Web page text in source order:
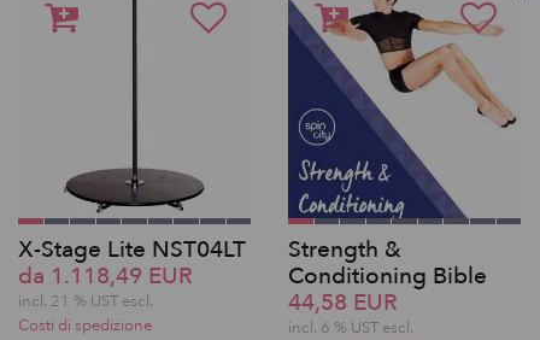
X-Stage Lite NST04LT
da 1.118,49 EUR
incl. 21 % UST escl.
Costi di spedizione
Strength &
Conditioning Bible
44,58 EUR
incl. 6 % UST escl.